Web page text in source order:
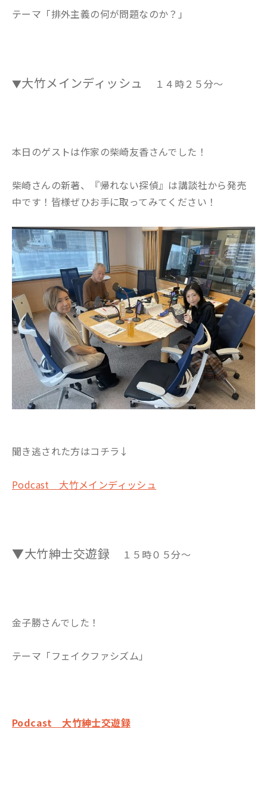
テーマ「排外主義の何が問題なのか？」
▼大竹メインディッシュ １４時２５分～
本日のゲストは作家の柴崎友香さんでした！
柴崎さんの新著、『帰れない探偵』は講談社から発売
中です！皆様ぜひお手に取ってみてください！
聞き逃された方はコチラ↓
Podcast 大竹メインディッシュ
▼大竹紳士交遊録 １５時０５分～
金子勝さんでした！
テーマ「フェイクファシズム」
Podcast 大竹紳士交遊録